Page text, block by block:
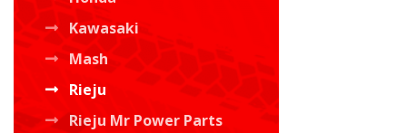
Kawasaki
Mash
Rieju
Rieju Mr Power Parts